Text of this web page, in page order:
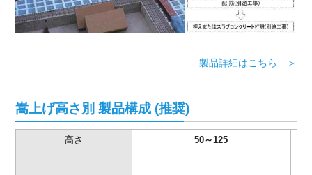
製品詳細はこちら ＞
嵩上げ高さ別 製品構成 (推奨)
高さ 50～125